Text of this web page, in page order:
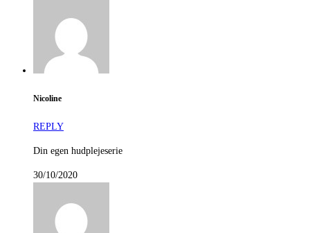
Nicoline
REPLY
Din egen hudplejeserie
30/10/2020